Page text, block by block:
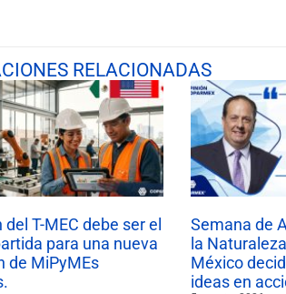
RELACIONADAS
T-MEC debe ser el
para una nueva
de MiPyMEs
Semana de
la
México
ideas en